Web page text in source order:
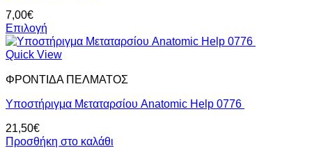
να
επιλεγούν
στη
σελίδα
του
προϊόντος
7,00€
Επιλογή
Αυτό
το
έχει
παραλλαγές.
επιλογές
Quick View
ΦΡΟΝΤΙΔΑ ΠΕΛΜΑΤΟΣ
Υποστήριγμα Μεταταρσίου Anatomic Help 0776
21,50€
Προσθήκη στο καλάθι